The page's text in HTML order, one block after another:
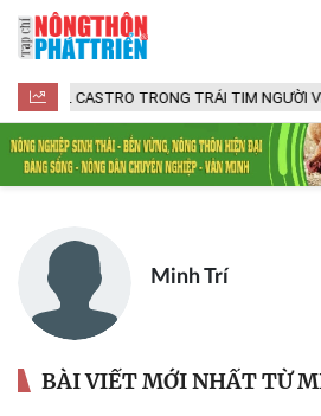
FIDEL CASTRO TRONG TRÁI TIM NGƯỜI
Minh Trí
BÀI VIẾT MỚI NHẤT TỪ